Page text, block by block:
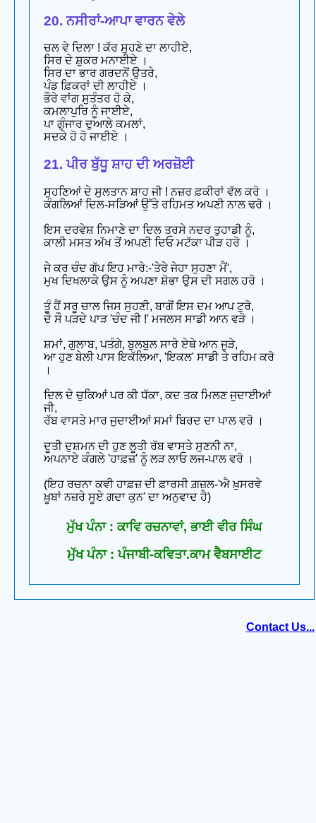
20. ਨਸੀਰਾਂ-ਆਪਾ ਵਾਰਨ ਵੇਲੇ
ਚਲ ਵੇ ਦਿਲਾ ! ਕੱਰ ਸੁਹਣੇ ਦਾ ਲਾਹੀਏ,
ਸਿਰ ਦੇ ਸ਼ੁਕਰ ਮਨਾਈਏ ।
ਸਿਰ ਦਾ ਭਾਰ ਗਰਦਨੋਂ ਉਤਰੇ,
ਪੰਡ ਫ਼ਿਕਰਾਂ ਦੀ ਲਾਹੀਏ ।
ਭੌਰੇ ਵਾਂਗ ਸੁਤੰਤਰ ਹੋ ਕੇ,
ਕਮਲਾਪੁਰਿ ਨੂੰ ਜਾਈਏ,
ਪਾ ਗੁੰਜਾਰ ਦੁਆਲੇ ਕਮਲਾਂ,
ਸਦਕੇ ਹੋ ਹੋ ਜਾਈਏ ।
21. ਪੀਰ ਬੁੱਧੂ ਸ਼ਾਹ ਦੀ ਅਰਜ਼ੋਈ
ਸੁਹਣਿਆਂ ਦੇ ਸੁਲਤਾਨ ਸ਼ਾਹ ਜੀ ! ਨਜ਼ਰ ਫ਼ਕੀਰਾਂ ਵੱਲ ਕਰੋ ।
ਕੰਗਲਿਆਂ ਦਿਲ-ਸੜਿਆਂ ਉੱਤੇ ਰਹਿਮਤ ਅਪਣੀ ਨਾਲ ਢਰੋ ।
ਇਸ ਦਰਵੇਸ਼ ਨਿਮਾਣੇ ਦਾ ਦਿਲ ਤਰਸੇ ਨਦਰ ਤੁਹਾਡੀ ਨੂੰ,
ਕਾਲੀ ਮਸਤ ਅੱਖ ਤੋਂ ਅਪਣੀ ਦਿਓ ਮਟੱਕਾ ਪੀੜ ਹਰੋ ।
ਜੇ ਕਰ ਚੰਦ ਗੱਪ ਇਹ ਮਾਰੇ:-'ਤੇਰੇ ਜੇਹਾ ਸੁਹਣਾ ਮੈਂ',
ਮੁਖ ਦਿਖਲਾਕੇ ਉਸ ਨੂੰ ਅਪਣਾ ਸ਼ੋਭਾ ਉਸ ਦੀ ਸਗਲ ਹਰੋ ।
ਤੂੰ ਹੈਂ ਸਰੂ ਚਾਲ ਜਿਸ ਸੁਹਣੀ, ਬਾਗੋਂ ਇਸ ਦਮ ਆਪ ਟੁਰੋ,
ਦੋ ਸੌ ਪੜਦੇ ਪਾੜ 'ਚੰਦ ਜੀ !' ਮਜਲਸ ਸਾਡੀ ਆਨ ਵੜੋ ।
ਸ਼ਮਾਂ, ਗੁਲਾਬ, ਪਤੰਗੇ, ਬੁਲਬੁਲ ਸਾਰੇ ਏਥੇ ਆਨ ਜੁੜੇ,
ਆ ਹੁਣ ਬੇਲੀ ਪਾਸ ਇਕੱਲਿਆ, 'ਇਕਲ' ਸਾਡੀ ਤੇ ਰਹਿਮ ਕਰੋ
।
ਦਿਲ ਦੇ ਚੁਕਿਆਂ ਪਰ ਕੀ ਧੱਕਾ, ਕਦ ਤਕ ਮਿਲਣ ਜੁਦਾਈਆਂ
ਜੀ,
ਰੱਬ ਵਾਸਤੇ ਮਾਰ ਜੁਦਾਈਆਂ ਸਮਾਂ ਬਿਰਦ ਦਾ ਪਾਲ ਵਰੋ ।
ਦੂਤੀ ਦੁਸ਼ਮਨ ਦੀ ਹੁਣ ਲੂਤੀ ਰੱਬ ਵਾਸਤੇ ਸੁਣਨੀ ਨਾ,
ਅਪਨਾਏ ਕੰਗਲੇ 'ਹਾਫ਼ਜ਼' ਨੂੰ ਲੜ ਲਾਓ ਲਜ-ਪਾਲ ਵਰੋ ।
(ਇਹ ਰਚਨਾ ਕਵੀ ਹਾਫ਼ਜ਼ ਦੀ ਫ਼ਾਰਸੀ ਗ਼ਜ਼ਲ-'ਐ ਖ਼ੁਸਰਵੇ
ਖ਼ੂਬਾਂ ਨਜ਼ਰੇ ਸੂਏ ਗਦਾ ਕੁਨ' ਦਾ ਅਨੁਵਾਦ ਹੈ)
ਮੁੱਖ ਪੰਨਾ : ਕਾਵਿ ਰਚਨਾਵਾਂ, ਭਾਈ ਵੀਰ ਸਿੰਘ
ਮੁੱਖ ਪੰਨਾ : ਪੰਜਾਬੀ-ਕਵਿਤਾ.ਕਾਮ ਵੈਬਸਾਈਟ
Contact Us...